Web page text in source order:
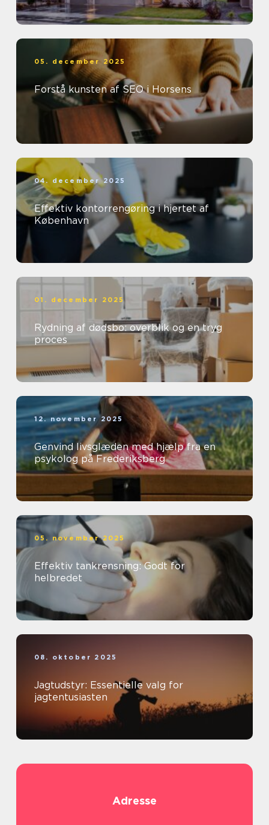
05. december 2025
Forstå kunsten af SEO i Horsens
04. december 2025
Effektiv kontorrengøring i hjertet af
København
01. december 2025
Rydning af dødsbo: overblik og en tryg
proces
12. november 2025
Genvind livsglæden med hjælp fra en
psykolog på Frederiksberg
05. november 2025
Effektiv tankrensning: Godt for
helbredet
08. oktober 2025
Jagtudstyr: Essentielle valg for
jagtentusiasten
Adresse